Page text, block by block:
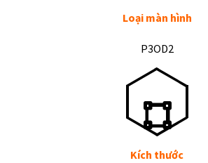
Loại màn hình
P3OD2
Kích thước